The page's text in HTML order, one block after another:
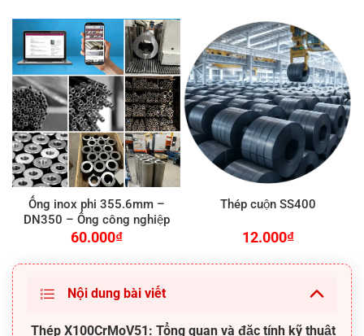
Ống inox phi 355.6mm –
DN350 – Ống công nghiệp
60.000₫
Thép cuộn SS400
12.000₫
Nội dung bài viết
Thép X100CrMoV51: Tổng quan và đặc tính kỹ thuật